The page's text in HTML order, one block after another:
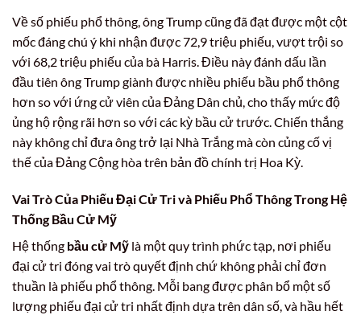
Về số phiếu phổ thông, ông Trump cũng đã đạt được một cột
mốc đáng chú ý khi nhận được 72,9 triệu phiếu, vượt trội so
với 68,2 triệu phiếu của bà Harris. Điều này đánh dấu lần
đầu tiên ông Trump giành được nhiều phiếu bầu phổ thông
hơn so với ứng cử viên của Đảng Dân chủ, cho thấy mức độ
ủng hộ rộng rãi hơn so với các kỳ bầu cử trước. Chiến thắng
này không chỉ đưa ông trở lại Nhà Trắng mà còn củng cố vị
thế của Đảng Cộng hòa trên bản đồ chính trị Hoa Kỳ.
Vai Trò Của Phiếu Đại Cử Tri và Phiếu Phổ Thông Trong Hệ
Thống Bầu Cử Mỹ
Hệ thống bầu cử Mỹ là một quy trình phức tạp, nơi phiếu
đại cử tri đóng vai trò quyết định chứ không phải chỉ đơn
thuần là phiếu phổ thông. Mỗi bang được phân bổ một số
lượng phiếu đại cử tri nhất định dựa trên dân số, và hầu hết